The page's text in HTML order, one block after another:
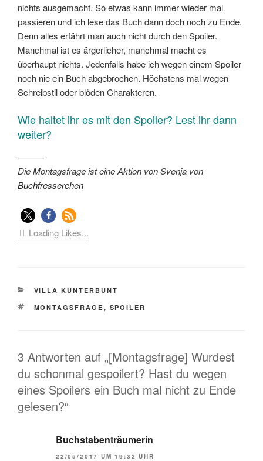
nichts ausgemacht. So etwas kann immer wieder mal
passieren und ich lese das Buch dann doch noch zu Ende.
Denn alles erfährt man auch nicht durch den Spoiler.
Manchmal ist es ärgerlicher, manchmal macht es
überhaupt nichts. Jedenfalls habe ich wegen einem Spoiler
noch nie ein Buch abgebrochen. Höchstens mal wegen
Schreibstil oder blöden Charakteren.
Wie haltet ihr es mit den Spoiler? Lest ihr dann
weiter?
———
Die Montagsfrage ist eine Aktion von Svenja von
Buchfresserchen
Loading Likes...
KATEGORIEN
VILLA KUNTERBUNT
SCHLAGWÖRTER
MONTAGSFRAGE , SPOILER
3 Antworten auf „[Montagsfrage] Wurdest
du schonmal gespoilert? Hast du wegen
eines Spoilers ein Buch mal nicht zu Ende
gelesen?“
Buchstabenträumerin
22/05/2017 UM 19:32 UHR